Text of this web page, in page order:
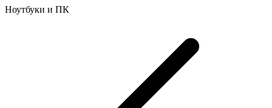
Ноутбуки и ПК